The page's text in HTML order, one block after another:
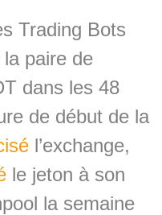
Trading Bots
paire de
dans les 48
de début de la
l’exchange,
le jeton à son
la semaine